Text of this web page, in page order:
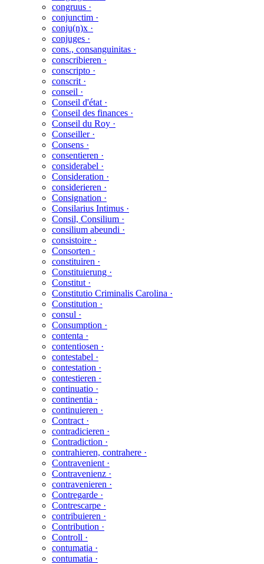
congruus ·
conjunctim ·
conju(n)x ·
conjuges ·
cons., consanguinitas ·
conscribieren ·
conscripto ·
conscrit ·
conseil ·
Conseil d'état ·
Conseil des finances ·
Conseil du Roy ·
Conseiller ·
Consens ·
consentieren ·
considerabel ·
Consideration ·
considerieren ·
Consignation ·
Consilarius Intimus ·
Consil, Consilium ·
consilium abeundi ·
consistoire ·
Consorten ·
constituiren ·
Constituierung ·
Constitut ·
Constitutio Criminalis Carolina ·
Constitution ·
consul ·
Consumption ·
contenta ·
contentiosen ·
contestabel ·
contestation ·
contestieren ·
continuatio ·
continentia ·
continuieren ·
Contract ·
contradicieren ·
Contradiction ·
contrahieren, contrahere ·
Contravenient ·
Contravenienz ·
contravenieren ·
Contregarde ·
Contrescarpe ·
contribuieren ·
Contribution ·
Controll ·
contumatia ·
contumatia ·